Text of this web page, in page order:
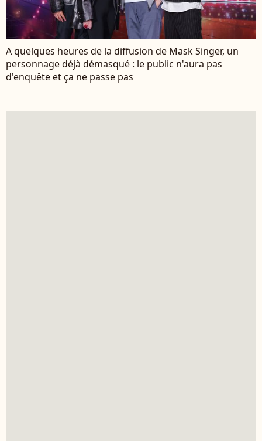
A quelques heures de la diffusion de Mask Singer, un
personnage déjà démasqué : le public n'aura pas
d'enquête et ça ne passe pas